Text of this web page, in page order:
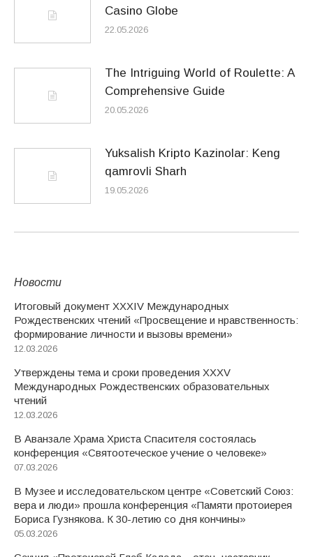
Casino Globe
22.05.2026
The Intriguing World of Roulette: A
Comprehensive Guide
20.05.2026
Yuksalish Kripto Kazinolar: Keng
qamrovli Sharh
19.05.2026
Новости
Итоговый документ XXХIV Международных
Рождественских чтений «Просвещение и нравственность:
формирование личности и вызовы времени»
12.03.2026
Утверждены тема и сроки проведения XXXV
Международных Рождественских образовательных
чтений
12.03.2026
В Аванзале Храма Христа Спасителя состоялась
конференция «Святоотеческое учение о человеке»
07.03.2026
В Музее и исследовательском центре «Советский Союз:
вера и люди» прошла конференция «Памяти протоиерея
Бориса Гузнякова. К 30-летию со дня кончины»
05.03.2026